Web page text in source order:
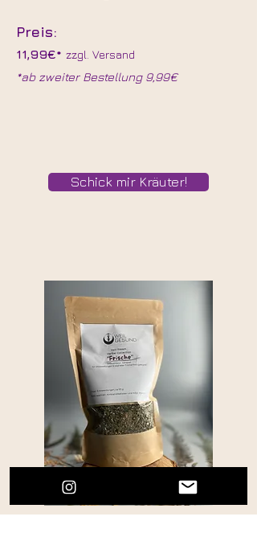
Preis:
11,99€* zzgl. Versand
*ab zweiter Bestellung 9,99€
Schick mir Kräuter!